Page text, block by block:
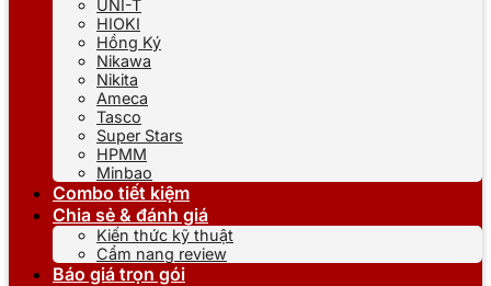
UNI-T
HIOKI
Hồng Ký
Nikawa
Nikita
Ameca
Tasco
Super Stars
HPMM
Minbao
Combo tiết kiệm
Chia sẻ & đánh giá
Kiến thức kỹ thuật
Cẩm nang review
Báo giá trọn gói